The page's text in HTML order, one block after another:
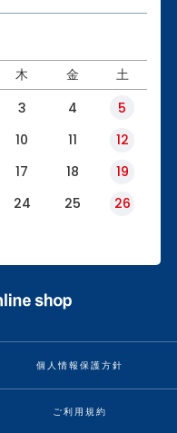
木 金 土
3 4
5
10 11
12
17 18
19
24 25
26
個人情報保護方針
ご利用規約